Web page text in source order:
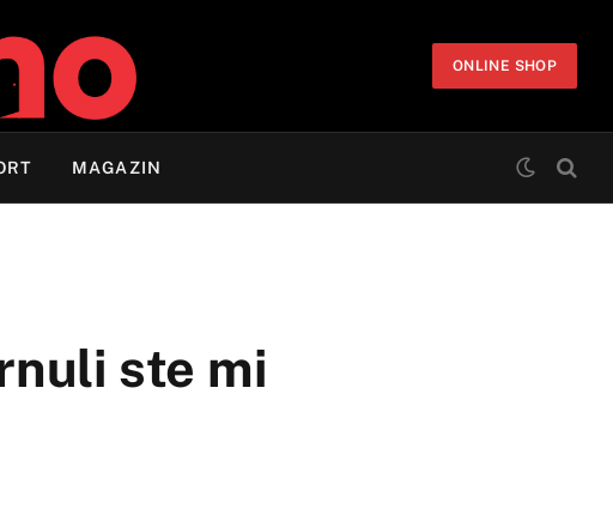
ONLINE SHOP
MAGAZIN
ste mi